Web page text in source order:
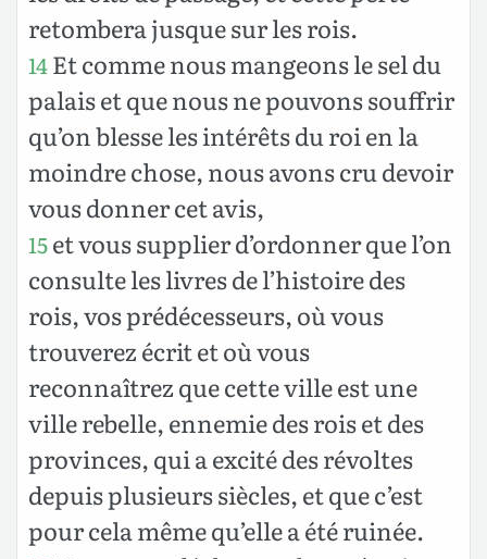
retombera jusque sur les rois.
14Et comme nous mangeons le sel du
palais et que nous ne pouvons souffrir
qu’on blesse les intérêts du roi en la
moindre chose, nous avons cru devoir
vous donner cet avis,
15et vous supplier d’ordonner que l’on
consulte les livres de l’histoire des
rois, vos prédécesseurs, où vous
trouverez écrit et où vous
reconnaîtrez que cette ville est une
ville rebelle, ennemie des rois et des
provinces, qui a excité des révoltes
depuis plusieurs siècles, et que c’est
pour cela même qu’elle a été ruinée.